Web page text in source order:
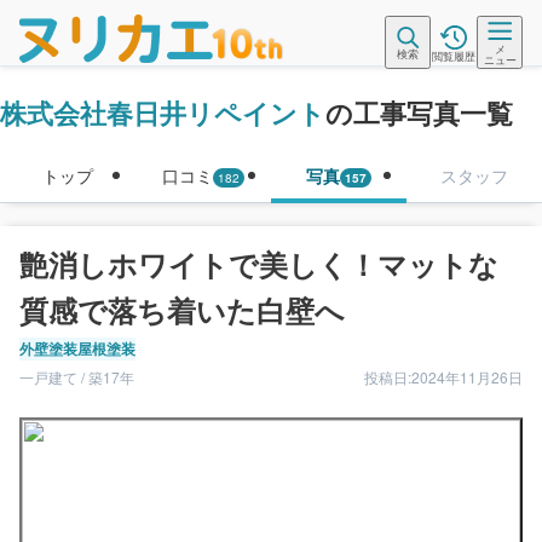
検索 閲覧履歴
メ
ニュー
株式会社春日井リペイントの工事写真一覧
トップ 口コミ 182 写真 157 スタッフ
艶消しホワイトで美しく！マットな
質感で落ち着いた白壁へ
外壁塗装屋根塗装
一戸建て / 築17年 投稿日:2024年11月26日